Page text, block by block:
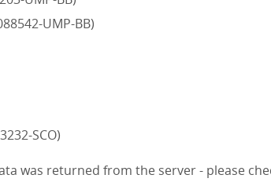
UMP-BB)
SCO)
was returned from the server - please